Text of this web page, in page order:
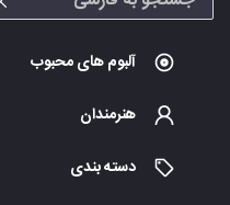
آلبوم های محبوب
هنرمندان
دسته بندی